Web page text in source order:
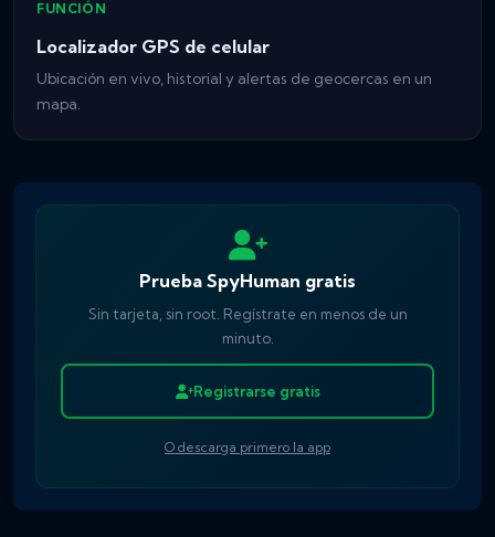
FUNCIÓN
Localizador GPS de celular
Ubicación en vivo, historial y alertas de geocercas en un
mapa.
Prueba SpyHuman gratis
Sin tarjeta, sin root. Regístrate en menos de un
minuto.
Registrarse gratis
O descarga primero la app